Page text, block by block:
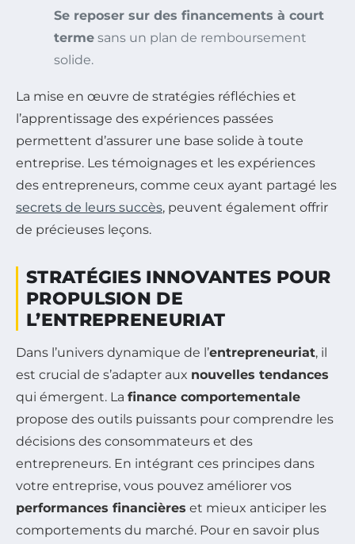
Se reposer sur des financements à court
terme sans un plan de remboursement
solide.
La mise en œuvre de stratégies réfléchies et
l’apprentissage des expériences passées
permettent d’assurer une base solide à toute
entreprise. Les témoignages et les expériences
des entrepreneurs, comme ceux ayant partagé les
secrets de leurs succès, peuvent également offrir
de précieuses leçons.
STRATÉGIES INNOVANTES POUR
PROPULSION DE
L’ENTREPRENEURIAT
Dans l’univers dynamique de l’entrepreneuriat, il
est crucial de s’adapter aux nouvelles tendances
qui émergent. La finance comportementale
propose des outils puissants pour comprendre les
décisions des consommateurs et des
entrepreneurs. En intégrant ces principes dans
votre entreprise, vous pouvez améliorer vos
performances financières et mieux anticiper les
comportements du marché. Pour en savoir plus